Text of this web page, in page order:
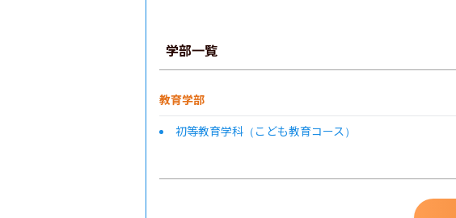
学部一覧
教育学部
初等教育学科（こども教育コース）